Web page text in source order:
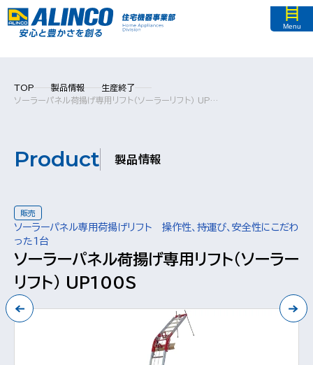
Menu
TOP 製品情報
生産終了
ソーラーパネル荷揚げ専用リフト（ソーラーリフト） UP100S
Product 製品情報
販売
ソーラーパネル専用荷揚げリフト 操作性、持運び、安全性にこだわ
った1台
ソーラーパネル荷揚げ専用リフト（ソーラー
リフト） UP100S